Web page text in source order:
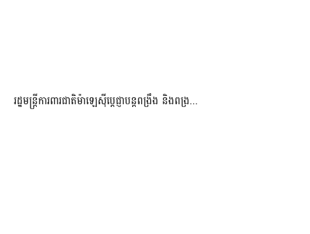
រដ្ឋមន្ត្រីការពារជាតិម៉ាឡេស៊ីប្ដេជ្ញាបន្តពង្រឹង និងពង្រ...